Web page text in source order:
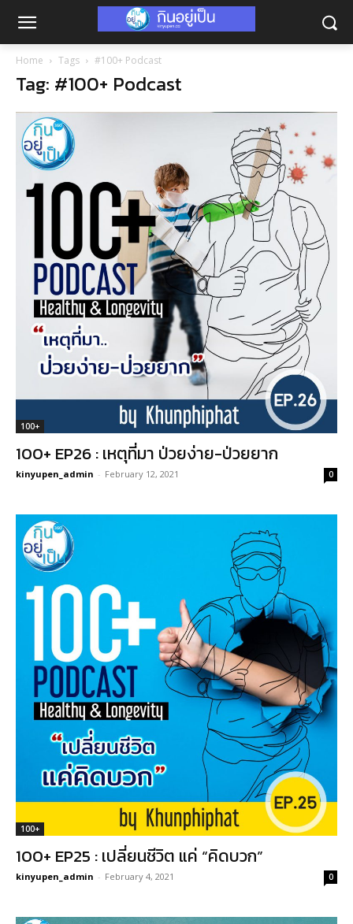
Home Tags #100+ Podcast
Tag: #100+ Podcast
100+
100+ EP26 : เหตุที่มา ป่วยง่าย-ป่วยยาก
kinyupen_admin - February 12, 2021 0
100+
100+ EP25 : เปลี่ยนชีวิต แค่ “คิดบวก”
kinyupen_admin - February 4, 2021 0